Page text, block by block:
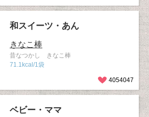
和スイーツ・あん
きなこ棒
昔なつかし きなこ棒
71.1kcal/1袋
4054047
ベビー・ママ